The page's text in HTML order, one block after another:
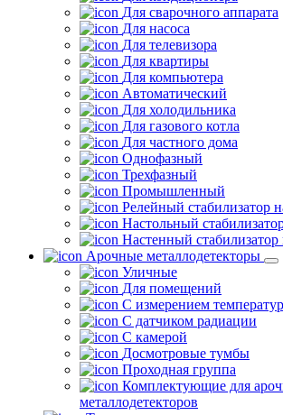
Для сварочного аппарата
Для насоса
Для телевизора
Для квартиры
Для компьютера
Автоматический
Для холодильника
Для газового котла
Для частного дома
Однофазный
Трехфазный
Промышленный
Релейный стабилизатор
Настольный
Настенный
Арочные металлодетекторы
Уличные
Для помещений
С измерением
С датчиком радиации
С камерой
Досмотровые тумбы
Проходная группа
Комплектующие для
металлодетекторов